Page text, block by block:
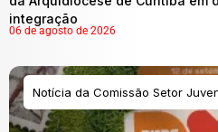
integração
06 de agosto de 2026
Notícia da Comissão Setor